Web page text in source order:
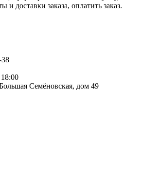
и доставки заказа, оплатить заказ.
38
Семёновская, дом 49